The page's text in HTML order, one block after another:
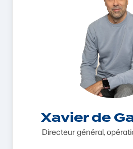
Xavier de
Directeur général,